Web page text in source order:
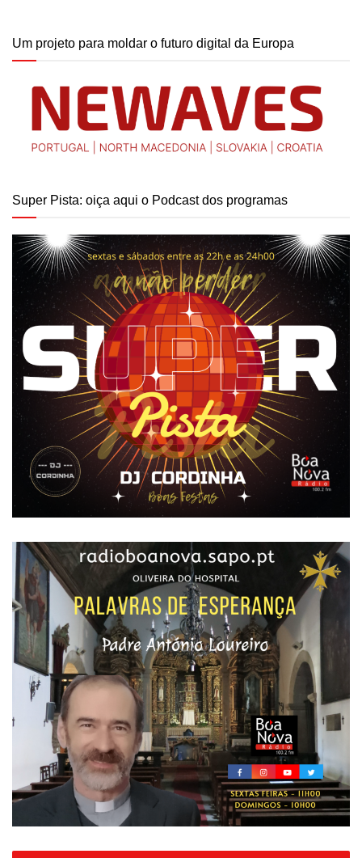
Um projeto para moldar o futuro digital da Europa
Super Pista: oiça aqui o Podcast dos programas